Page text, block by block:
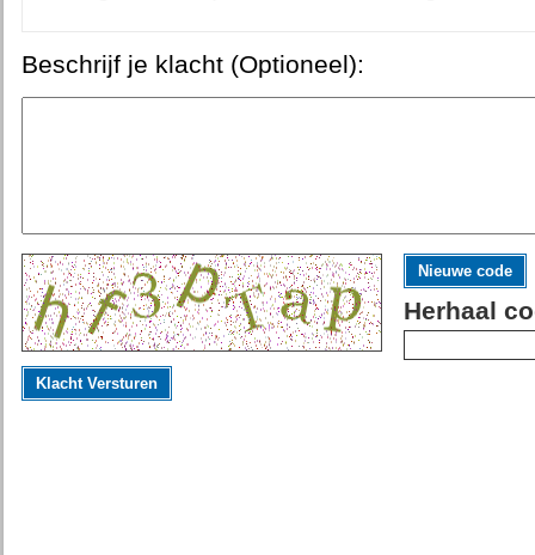
Beschrijf je klacht (Optioneel):
Nieuwe code
Herhaal
Klacht Versturen